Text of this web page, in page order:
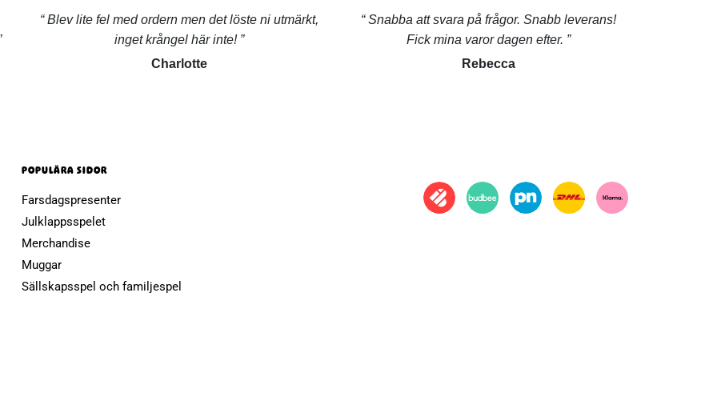
Blev lite fel med ordern men det löste ni utmärkt,
inget krångel här inte!
Charlotte
Snabba att svara på frågor. Snabb leverans!
Fick mina varor dagen efter.
Rebecca
POPULÄRA SIDOR
Farsdagspresenter
Julklappsspelet
Merchandise
Muggar
Sällskapsspel och familjespel